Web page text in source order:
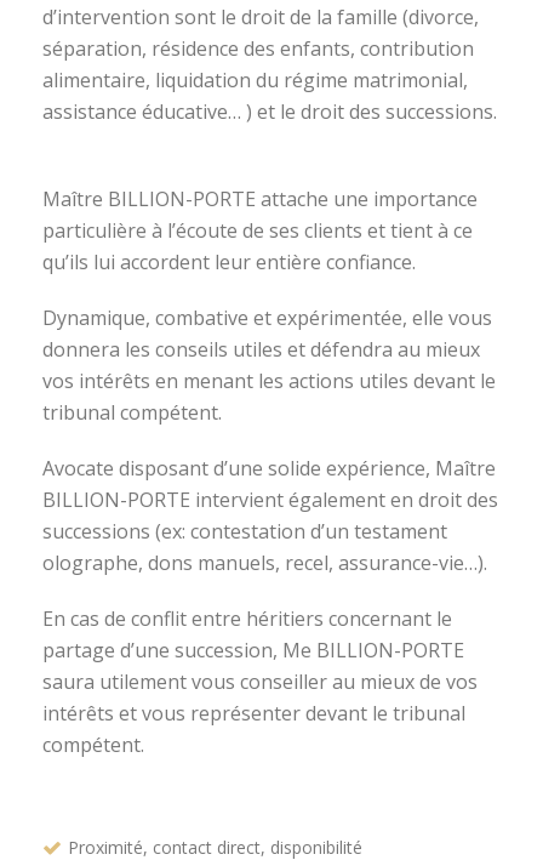
d’intervention sont le droit de la famille (divorce,
séparation, résidence des enfants, contribution
alimentaire, liquidation du régime matrimonial,
assistance éducative… ) et le droit des successions.
Maître BILLION-PORTE attache une importance
particulière à l’écoute de ses clients et tient à ce
qu’ils lui accordent leur entière confiance.
Dynamique, combative et expérimentée, elle vous
donnera les conseils utiles et défendra au mieux
vos intérêts en menant les actions utiles devant le
tribunal compétent.
Avocate disposant d’une solide expérience, Maître
BILLION-PORTE intervient également en droit des
successions (ex: contestation d’un testament
olographe, dons manuels, recel, assurance-vie…).
En cas de conflit entre héritiers concernant le
partage d’une succession, Me BILLION-PORTE
saura utilement vous conseiller au mieux de vos
intérêts et vous représenter devant le tribunal
compétent.
Proximité, contact direct, disponibilité